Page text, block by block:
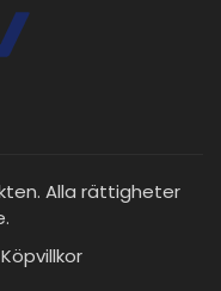
Alla rättigheter
Köpvillkor